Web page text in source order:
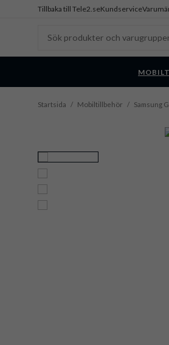
Tillbaka till Tele2.seKundservice
Startsida / Mobiltillbehör / Samsung